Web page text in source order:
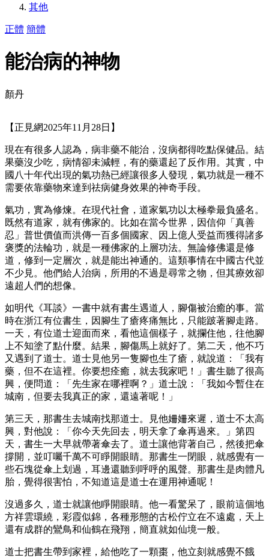
其他
正體 簡體
能治病的神物
顏丹
【正見網2025年11月28日】
現在有很多人認為，病非藥不能治，沒病都得吃點保健品。結
果藥沒少吃，病情卻未減輕，有的藥還起了反作用。其實，中
國八十年代出現的氣功熱已經讓很多人發現，氣功就是一種不
需要依靠藥物來達到祛病健身效果的神奇手段。
氣功，實為修煉。在現代社會，道家氣功以太極拳最負盛名。
既然有道家，就有佛家的。比如在當今世界，因信仰「真善
忍」普世價值而洪傳一百多個國家、因上億人受益而獲得諸多
褒獎的法輪功，就是一種佛家的上層功法。無論修佛還是修
道，修到一定層次，就是能出神通的。這類事情在中國古代並
不少見。他們給人治病，所用的不過是尋常之物，但其療效卻
遠超人們的想像。
如明代《耳談》一書中就有書生遇道人，腳傷被治癒的事。當
時在浙江有位書生，因腳生了瘡疼痛無比，只能跛著腳走路。
一天，有位道士迎面而來，看他這個樣子，就攔住他，往他腳
上不知塗了點什麼。結果，腳傷馬上就好了。第二天，他不巧
又遇到了道士。道士見他另一隻腳也生了瘡，就說道：「我有
藥，但不在這裡。你要想痊癒，就去我家吧！」書生聽了很高
興，便問道：「先生家在哪裡啊？」道士說：「我如今暫住在
城南，但要去我真正的家，還遠著呢！」
第三天，那書生去城南找那道士。見他姍姍來遲，道士不太高
興，對他說：「你今天先回去，明天拿了傘再過來。」第四
天，書生一大早就帶著傘去了。道士讓他背著自己，然後把傘
撐開，並叮囑千萬不可睜開眼睛。那書生一閉眼，就感覺有一
些石塊從傘上划過，耳邊還聽到呼呼的風聲。那書生是肉體凡
胎，覺得很害怕，不知道這是道士在運用神通呢！
沒過多久，道士就讓他睜開眼睛。他一看驚呆了，眼前這個地
方祥雲環繞，彩霞似錦，各種形態的古松佇立在不遠處，天上
還有成群的鸞鳥和仙鶴在飛翔，簡直就如仙境一般。
道士把書生帶到家裡，給他吃了一顆棗，他立刻就感覺不餓